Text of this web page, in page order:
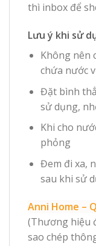
thì inbox để
Lưu ý khi sử
Không nên
chứa nước
Đặt bình
sử dụng,
Khi cho
phỏng
Đem đi xa,
sau khi sử
Anni Home –
(Thương hiệu
sao chép